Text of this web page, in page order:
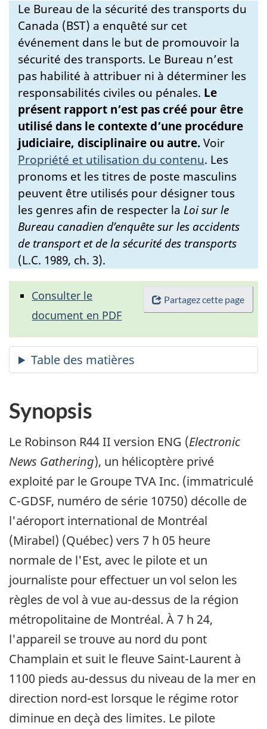
Le Bureau de la sécurité des transports du
Canada (BST) a enquêté sur cet
événement dans le but de promouvoir la
sécurité des transports. Le Bureau n’est
pas habilité à attribuer ni à déterminer les
responsabilités civiles ou pénales. Le
présent rapport n’est pas créé pour être
utilisé dans le contexte d’une procédure
judiciaire, disciplinaire ou autre.Voir
Propriété et utilisation du contenu. Les
pronoms et les titres de poste masculins
peuvent être utilisés pour désigner tous
les genres afin de respecter la Loi sur le
Bureau canadien d’enquête sur les accidents
de transport et de la sécurité des transports
(L.C. 1989, ch. 3).
Partagez cette page
Consulter le
document en PDF
Synopsis
Le Robinson R44 II version ENG (Electronic
News Gathering), un hélicoptère privé
exploité par le Groupe TVA Inc. (immatriculé
C-GDSF, numéro de série 10750) décolle de
l'aéroport international de Montréal
(Mirabel) (Québec) vers 7 h 05 heure
normale de l'Est, avec le pilote et un
journaliste pour effectuer un vol selon les
règles de vol à vue au-dessus de la région
métropolitaine de Montréal. À 7 h 24,
l'appareil se trouve au nord du pont
Champlain et suit le fleuve Saint-Laurent à
1100 pieds au-dessus du niveau de la mer en
direction nord-est lorsque le régime rotor
diminue en deçà des limites. Le pilote